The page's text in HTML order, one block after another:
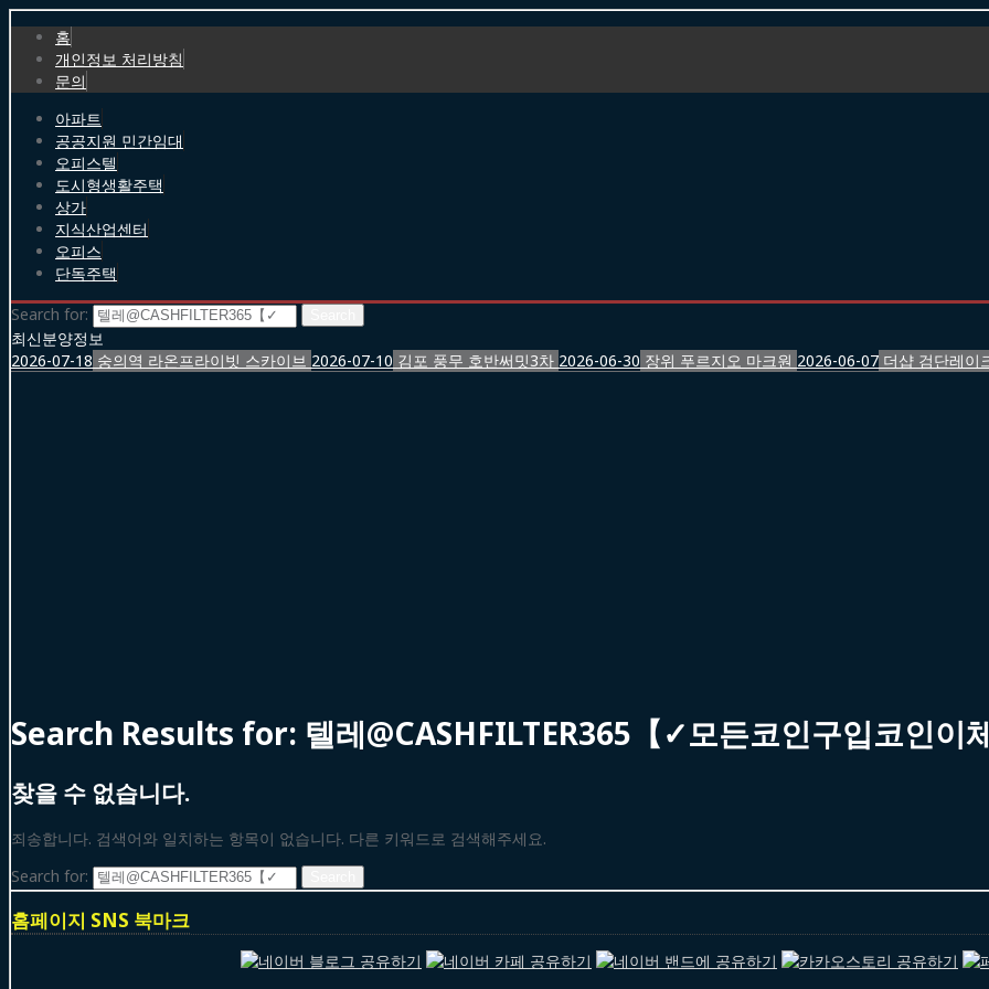
홈
개인정보 처리방침
문의
아파트
공공지원 민간임대
오피스텔
도시형생활주택
상가
지식산업센터
오피스
단독주택
Search for:
최신분양정보
2026-07-18 숭의역 라온프라이빗 스카이브 2026-07-10 김포 풍무 호반써밋3차 2026-06-30 장위 푸르지오 마크원 2026-06-07 더샵 검단레이
Search Results for: 텔레@CASHFILTER365【✓모든코인구입코인이
찾을 수 없습니다.
죄송합니다. 검색어와 일치하는 항목이 없습니다. 다른 키워드로 검색해주세요.
Search for:
홈페이지 SNS 북마크